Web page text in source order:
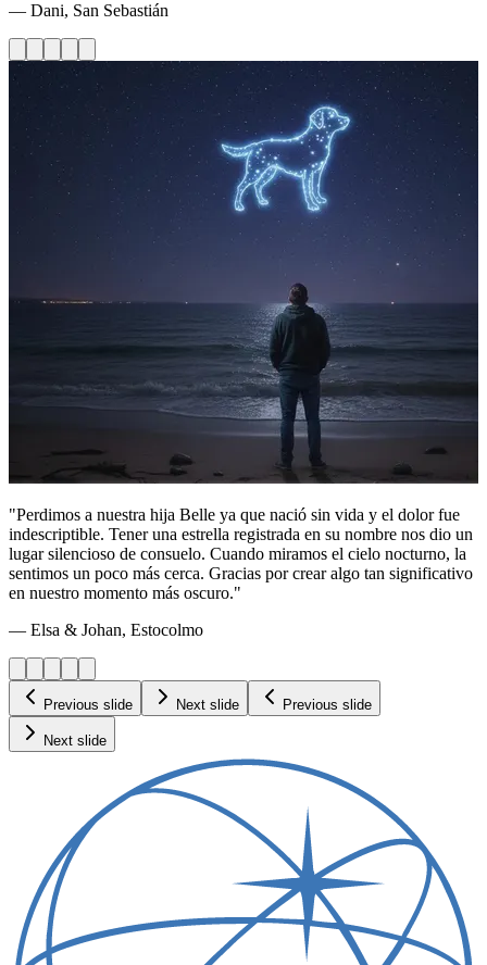
— Dani, San Sebastián
"Perdimos a nuestra hija Belle ya que nació sin vida y el dolor fue
indescriptible. Tener una estrella registrada en su nombre nos dio un
lugar silencioso de consuelo. Cuando miramos el cielo nocturno, la
sentimos un poco más cerca. Gracias por crear algo tan significativo
en nuestro momento más oscuro."
— Elsa & Johan, Estocolmo
Previous slide Next slide Previous slide
Next slide